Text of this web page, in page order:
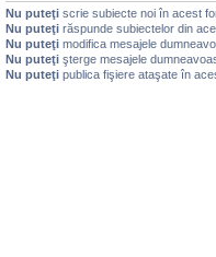
Nu puteţi scrie subiecte noi în acest
Nu puteţi răspunde subiectelor din
Nu puteţi modifica mesajele
Nu puteţi şterge mesajele
Nu puteţi publica fişiere ataşate în